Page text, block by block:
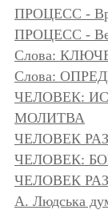
ПРОЦЕСС -
ПРОЦЕСС -
Слова:
Слова:
ЧЕЛОВЕК:
МОЛИТВА
ЧЕЛОВЕК
ЧЕЛОВЕК:
ЧЕЛОВЕК
A. Людська